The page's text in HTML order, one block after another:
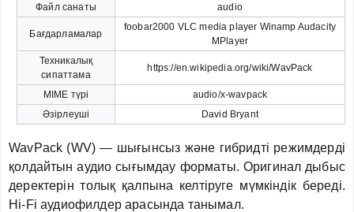
Файл санаты
audio
Бағдарламалар
foobar2000 VLC media player Winamp Audacity
MPlayer
Техникалық
сипаттама
https://en.wikipedia.org/wiki/WavPack
MIME түрі
audio/x-wavpack
Әзірлеуші
David Bryant
WavPack (WV) — шығынсыз және гибридті режимдерді
қолдайтын аудио сығымдау форматы. Оригинал дыбыс
деректерін толық қалпына келтіруге мүмкіндік береді.
Hi-Fi аудиофилдер арасында танымал.